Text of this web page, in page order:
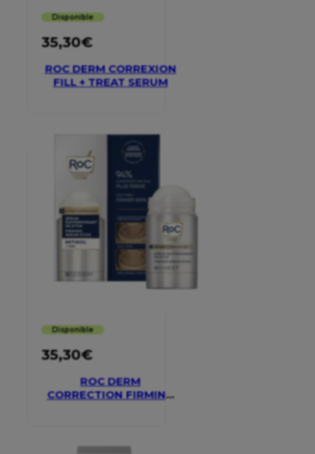
Disponible
35,30€
ROC DERM CORREXION
FILL + TREAT SERUM
Disponible
35,30€
ROC DERM
CORRECTION FIRMING